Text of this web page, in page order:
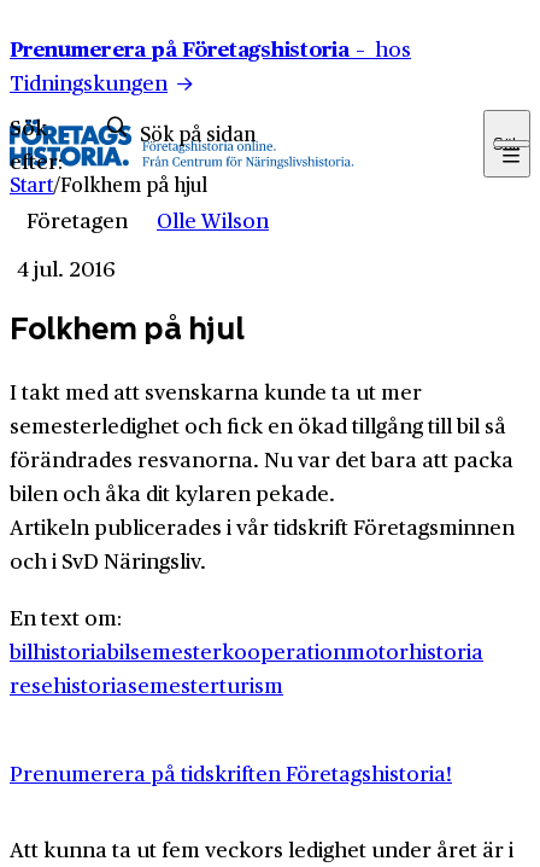
Prenumerera på Företagshistoria – hos
Tidningskungen
Sök
efter:
Sök
Start/Folkhem på hjul
Företagen
Olle Wilson
4 jul. 2016
Folkhem på hjul
I takt med att svenskarna kunde ta ut mer
semesterledighet och fick en ökad tillgång till bil så
förändrades resvanorna. Nu var det bara att packa
bilen och åka dit kylaren pekade.
Artikeln publicerades i vår tidskrift Företagsminnen
och i SvD Näringsliv.
En text om:
bilhistoriabilsemesterkooperationmotorhistoria
resehistoriasemesterturism
Prenumerera på tidskriften Företagshistoria!
Att kunna ta ut fem veckors ledighet under året är i